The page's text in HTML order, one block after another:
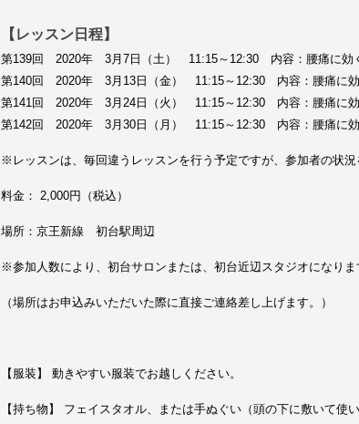
【レッスン日程】
第139回 2020年 3月7日（土） 11:15～12:30 内容：腰痛に効く
第140回 2020年 3月13日（金） 11:15～12:30 内容：腰痛に効
第141回 2020年 3月24日（火） 11:15～12:30 内容：腰痛に効
第142回 2020年 3月30日（月） 11:15～12:30 内容：腰痛に効
※レッスンは、毎回違うレッスンを行う予定ですが、参加者の状況
料金： 2,000円（税込）
場所：京王新線 初台駅周辺
※参加人数により、初台サロンまたは、初台近辺スタジオになりま
（場所はお申込みいただいた際に直接ご連絡差し上げます。）
【服装】 動きやすい服装でお越しください。
【持ち物】 フェイスタオル、または手ぬぐい（頭の下に敷いて使い